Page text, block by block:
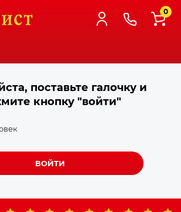
0
поставьте галочку и
кнопку "войти"
ВОЙТИ